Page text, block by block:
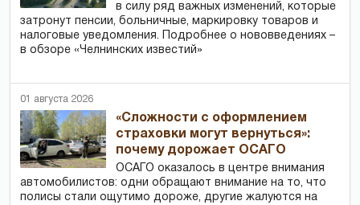
в силу ряд важных изменений, которые
затронут пенсии, больничные, маркировку товаров и
налоговые уведомления. Подробнее о нововведениях –
в обзоре «Челнинских известий»
01 августа 2026
«Сложности с оформлением
страховки могут вернуться»:
почему дорожает ОСАГО
ОСАГО оказалось в центре внимания
автомобилистов: одни обращают внимание на то, что
полисы стали ощутимо дороже, другие жалуются на